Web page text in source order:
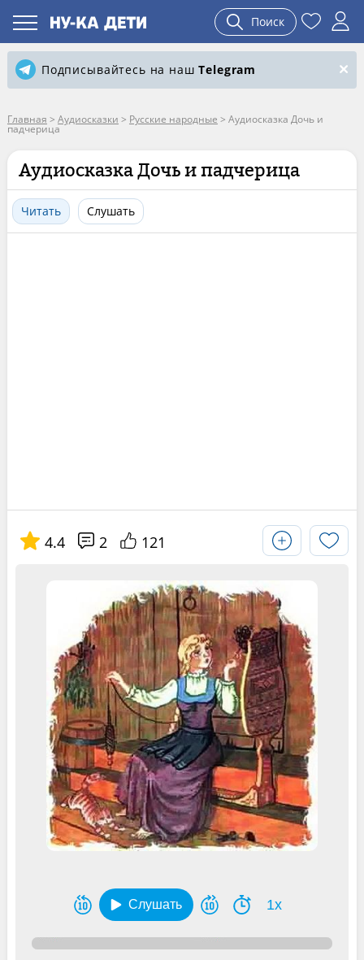
Поиск
Подписывайтесь на нашTelegram
Главная > Аудиосказки > Русские народные > Аудиосказка Дочь и
падчерица
Аудиосказка Дочь и падчерица
Читать Слушать
4.4 2 121
Слушать 1x